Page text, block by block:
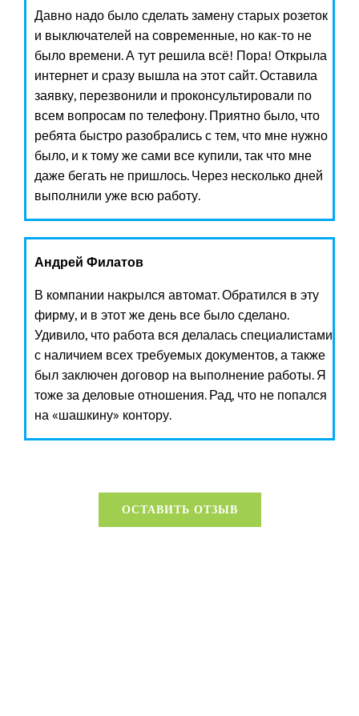
Давно надо было сделать замену старых розеток
и выключателей на современные, но как-то не
было времени. А тут решила всё! Пора! Открыла
интернет и сразу вышла на этот сайт. Оставила
заявку, перезвонили и проконсультировали по
всем вопросам по телефону. Приятно было, что
ребята быстро разобрались с тем, что мне нужно
было, и к тому же сами все купили, так что мне
даже бегать не пришлось. Через несколько дней
выполнили уже всю работу.
Андрей Филатов
В компании накрылся автомат. Обратился в эту
фирму, и в этот же день все было сделано.
Удивило, что работа вся делалась специалистами
с наличием всех требуемых документов, а также
был заключен договор на выполнение работы. Я
тоже за деловые отношения. Рад, что не попался
на «шашкину» контору.
ОСТАВИТЬ ОТЗЫВ